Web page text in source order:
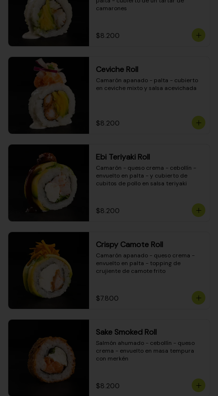
camarones
$8.200
Ceviche Roll
Camarón apanado - palta - cubierto
en ceviche mixto y salsa acevichada
$8.200
Ebi Teriyaki Roll
Camarón - queso crema - cebollín -
envuelto en palta - y cubierto de
cubitos de pollo en salsa teriyaki
$8.200
Crispy Camote Roll
Camarón apanado - queso crema -
envuelto en palta - topping de
crujiente de camote frito
$7.800
Sake Smoked Roll
Salmón ahumado - cebollín - queso
crema - envuelto en masa tempura
con merkén
$8.200